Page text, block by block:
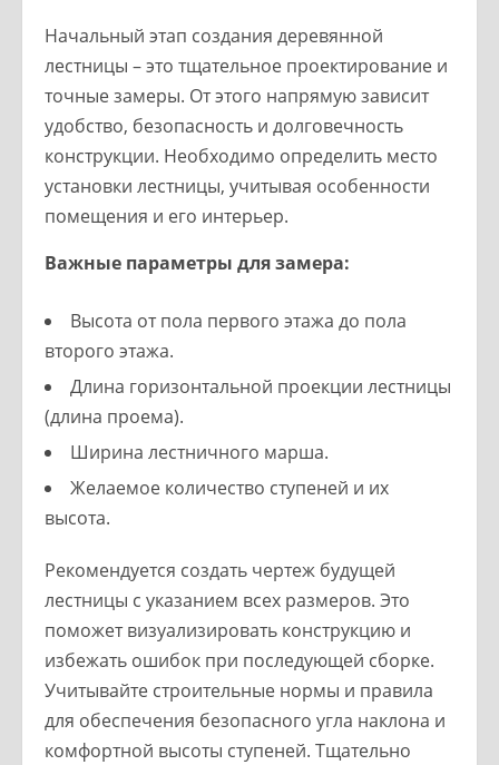
Начальный этап создания деревянной
лестницы – это тщательное проектирование и
точные замеры. От этого напрямую зависит
удобство, безопасность и долговечность
конструкции. Необходимо определить место
установки лестницы, учитывая особенности
помещения и его интерьер.
Важные параметры для замера:
Высота от пола первого этажа до пола
второго этажа.
Длина горизонтальной проекции лестницы
(длина проема).
Ширина лестничного марша.
Желаемое количество ступеней и их
высота.
Рекомендуется создать чертеж будущей
лестницы с указанием всех размеров. Это
поможет визуализировать конструкцию и
избежать ошибок при последующей сборке.
Учитывайте строительные нормы и правила
для обеспечения безопасного угла наклона и
комфортной высоты ступеней. Тщательно